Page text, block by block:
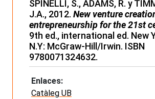
SPINELLI, S., ADAMS, R. y
J.A., 2012. New venture
entrepreneurship for the 21st
9th ed., international ed. New
N.Y: McGraw-Hill/Irwin. ISBN
9780071324632.
Enlaces:
Catàleg UB